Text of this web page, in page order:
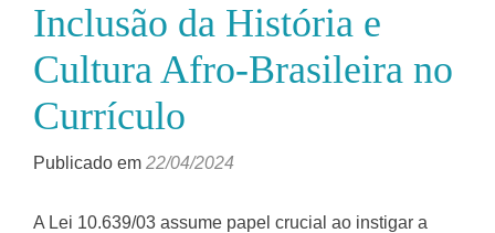
Inclusão da História e
Cultura Afro-Brasileira no
Currículo
Publicado em 22/04/2024
A Lei 10.639/03 assume papel crucial ao instigar a